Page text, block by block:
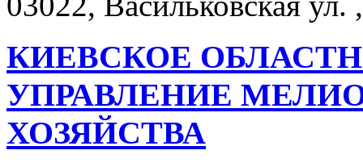
КИЕВСКОЕ
УПРАВЛЕНИЕ
ХОЗЯЙСТВА